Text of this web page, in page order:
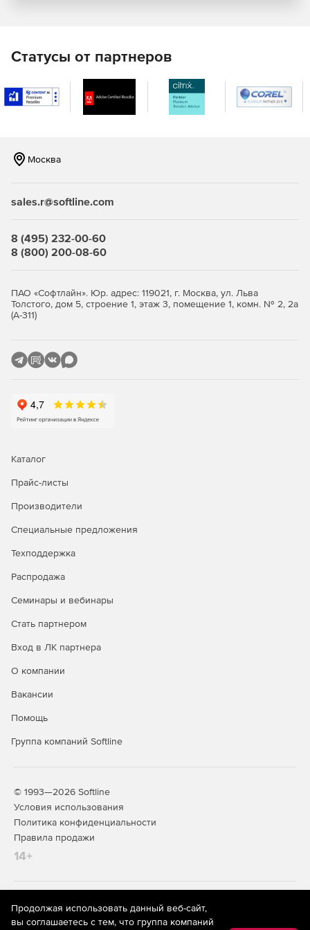
Средства регистрации и учета.
Маркировку документов в системе печати.
«Доктор Веб»
«Крипто-ПРО»
«Рутокен ЭЦП»
АПМДЗ:
«Центурион»
ОС РОСА «КОБАЛЬТ» DX поставляется со следующим
Полнофункциональный офисный пакет Libreoffice.
Интернет-браузер Firefox.
Почтовый клиент Thunderbird.
JPEG, PNG и др.
Средства для работы с PDF.
В состав ОС РОСА «КОБАЛЬТ» SX входят следующие
серверные службы:
Файловые сервера NFS и SMB.
Статусы от партнеров
Москва
sales.r@softline.com
8 (495) 232-00-60
8 (800) 200-08-60
ПАО «Софтлайн». Юр. адрес: 119021, г. Москва, ул. Льва
Толстого, дом 5, строение 1, этаж 3, помещение 1, комн. № 2, 2а
(А-311)
Каталог
Прайс-листы
Производители
Специальные предложения
Техподдержка
Распродажа
Семинары и вебинары
Стать партнером
Вход в ЛК партнера
О компании
Вакансии
Помощь
Группа компаний Softline
© 1993—2026 Softline
Условия использования
Политика конфиденциальности
Правила продажи
14+
На информационном ресурсе store.softline.ru применяются
рекомендательные технологии
(информационные технологии
предоставления информации на основе сбора,
Продолжая использовать данный веб-сайт,
вы соглашаетесь с тем, что группа компаний